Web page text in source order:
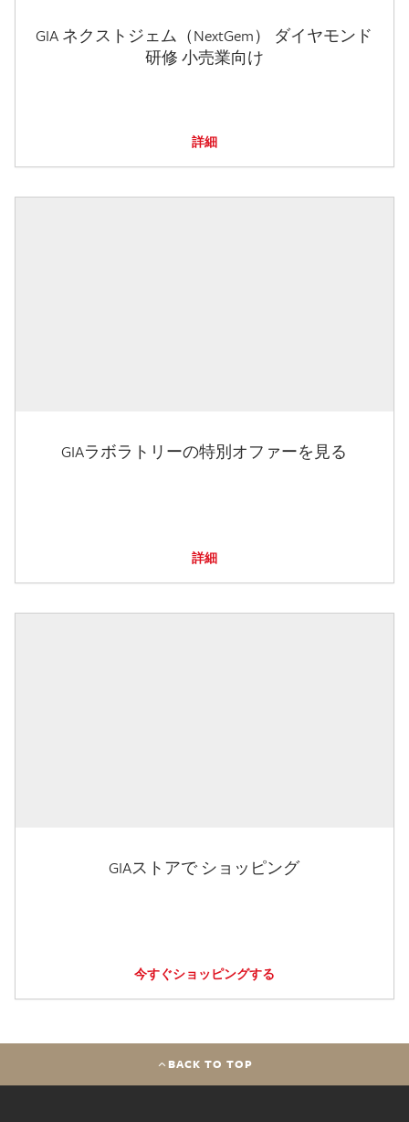
GIA ネクストジェム（NextGem） ダイヤモンド
研修 小売業向け
詳細
GIAラボラトリーの特別オファーを見る
詳細
GIAストアで ショッピング
今すぐショッピングする
BACK TO TOP